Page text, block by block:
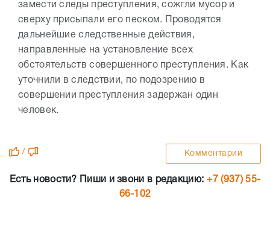
замести следы преступления, сожгли мусор и
сверху присыпали его песком. Проводятся
дальнейшие следственные действия,
направленные на установление всех
обстоятельств совершенного преступления. Как
уточнили в следствии, по подозрению в
совершении преступления задержан один
человек.
/ Комментарии
Есть новости? Пиши и звони в редакцию: +7 (937) 55-
66-102